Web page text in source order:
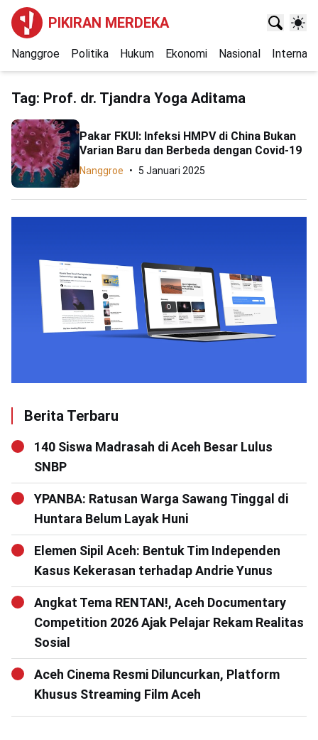
PIKIRAN MERDEKA
Nanggroe Politika Hukum Ekonomi Nasional
Tag: Prof. dr. Tjandra Yoga Aditama
Pakar FKUI: Infeksi HMPV di China Bukan
Varian Baru dan Berbeda dengan Covid-19
Nanggroe 5 Januari 2025
Berita Terbaru
140 Siswa Madrasah di Aceh Besar Lulus
SNBP
YPANBA: Ratusan Warga Sawang Tinggal di
Huntara Belum Layak Huni
Elemen Sipil Aceh: Bentuk Tim Independen
Kasus Kekerasan terhadap Andrie Yunus
Angkat Tema RENTAN!, Aceh Documentary
Competition 2026 Ajak Pelajar Rekam Realitas
Sosial
Aceh Cinema Resmi Diluncurkan, Platform
Khusus Streaming Film Aceh